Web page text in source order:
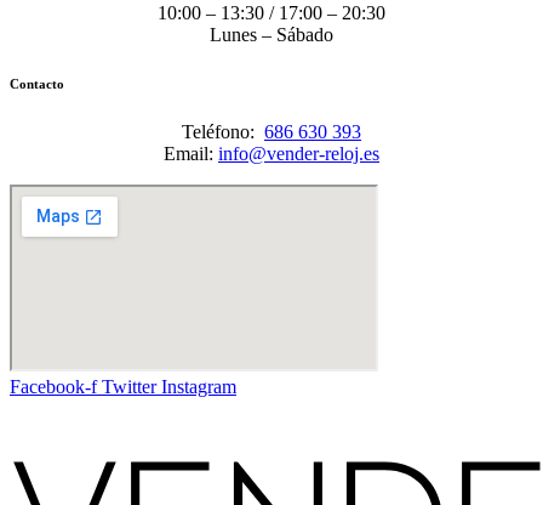
10:00 – 13:30 / 17:00 – 20:30
Lunes – Sábado
Contacto
Teléfono: 686 630 393
Email: info@vender-reloj.es
Facebook-f Twitter Instagram